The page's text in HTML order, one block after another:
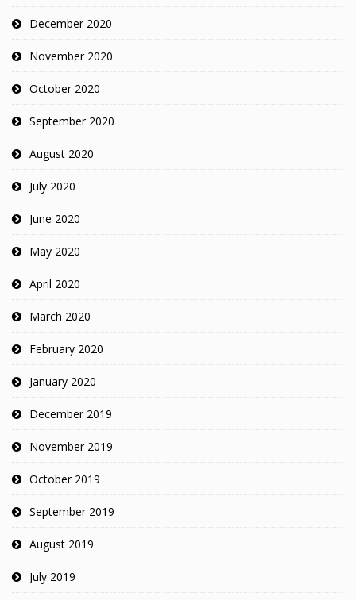
December 2020
November 2020
October 2020
September 2020
August 2020
July 2020
June 2020
May 2020
April 2020
March 2020
February 2020
January 2020
December 2019
November 2019
October 2019
September 2019
August 2019
July 2019